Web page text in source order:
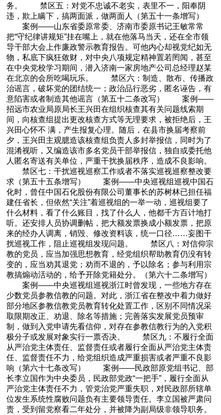
务。 禁区五：对党不忠诚不老实，表里不一，阳奉阴
违，欺上瞒下，搞两面派，做两面人（第五十一条增写）
案例——山东省委原常委、济南市委原书记王敏常常
把“守纪律讲规矩”挂在嘴上，就在他落马当天，还在全市领
导干部大会上作廉政警示教育报告。可他内心却视党纪如无
物，私底下疯狂敛财，对中央八项规定精神置若罔闻，甚至
在中央党校学习期间，潜入济南一家房地产公司总经理赵某
在北京的会所吃喝玩乐。 禁区六：制造、散布、传播政
治谣言，破坏党的团结统一；政治品行恶劣，匿名诬告，有
意陷害或者制造其他谣言（第五十二条改写） 案例——
招远市农业局原局长王兴田在组织核查其有关问题线索期
间，向核查组提出更改核查方式等无理要求，被拒绝后，王
兴田心怀不 满，产生报复心理。随后，在县市换届考察前
夕，王兴田主观臆造该核查组负责人多封举报信，同时为了
混淆视听，又编造该市多名党员干部举报信，独自或委托他
人匿名寄送有关单位，严重干扰换届秩序，造成不良影响。
禁区七：干扰巡视巡察工作或者不落实巡视巡察整改要
求（第五十五条增写） 案例——中央巡视组巡视中国石
化时，曾任中国石化股份有限公司董事长的苏树林已担任福
建任省长，但依然“关注”着巡视组的一举一动，巡视组要了
什么材料，看了什么账目，找了什么人，他都千方百计地打
听。还安排人员协调删帖，把大额发票换成小额发票，把原
来的经办人调离，销毁、修改资料该，统一口径……妄图干
扰巡视工作，阻止巡视组发现问题。 禁区八：对信仰宗
教的党员，应当加强思想教育，经党组织帮助教育仍没有转
变的，应当劝其退党；劝而不退的，予以除名；参与利用宗
教搞煽动活动的，给予开除党籍处分。（第六十二条增写）
案例——中央巡视组巡视浙江时曾发现，一些地方存在
少数党员参教信教的问题。对此，浙江省在整改中着力做好
部分地区参教信教党员教育转化处置工作，区别不同情况采
取限期改正、劝退、除名等措施；完善落实发展党员预审
制，做到入党申请先看信仰，对存在参教信教行为的入党积
极分子或发展对象实行一票否决。 禁区九：不履行全面
从严治党主体责任、监督责任或者履行全面从严治党主体责
任、监督责任不力，给党组织造成严重损害或者严重不良影
响（第六十七条改写） 案例——民政部原党组书记、部
长李立国作为中央委员，民政部党政“一把手”，履行全面从
严治党主体责任不力，管党治党严重失职，对民政部所辖单
位发生系统性腐败问题负有主要领导责任。李立国被严肃问
责，受到留党察看二年处分，并被降为副局级非领导职务。